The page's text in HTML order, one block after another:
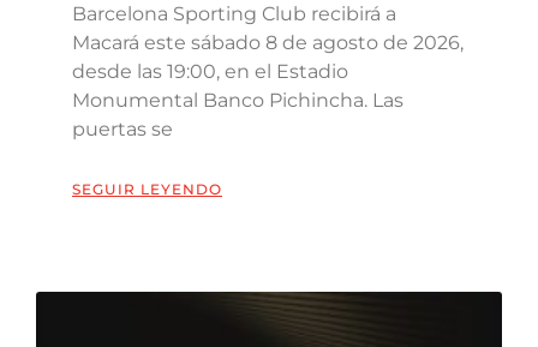
Barcelona Sporting Club recibirá a
Macará este sábado 8 de agosto de 2026,
desde las 19:00, en el Estadio
Monumental Banco Pichincha. Las
puertas se
SEGUIR LEYENDO